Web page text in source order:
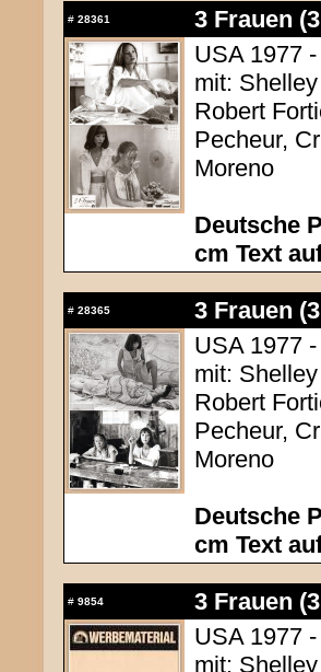
# 28361
3 Frauen
USA 1977
mit:
Robert
Pecheur,
Moreno
Deutsche
cm Text
# 28365
3 Frauen
USA 1977
mit:
Robert
Pecheur,
Moreno
Deutsche
cm Text
# 9854
3 Frauen
USA 1977
mit: